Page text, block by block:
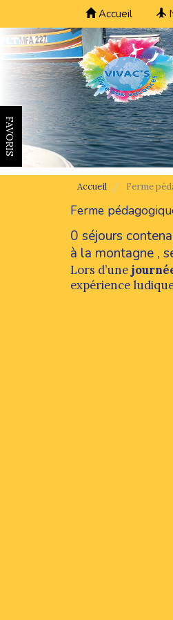
Accueil
FAVORIS
Accueil Ferme
Ferme
0 séjours
à la montagne ,
Lors d’une
expérience